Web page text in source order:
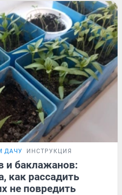
ДАЧУ ИНСТРУКЦИЯ
и баклажанов:
как рассадить
не повредить